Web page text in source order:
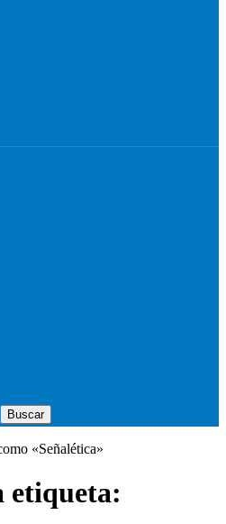
Buscar
«Señalética»
etiqueta: